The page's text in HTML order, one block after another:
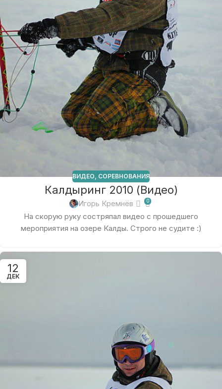
ВИДЕО, СОРЕВНОВАНИЯ
Калдыринг 2010 (Видео)
Игорь Кремнёв 0
На скорую руку состряпал видео с прошедшего
мероприятия на озере Калды. Строго не судите :)
12
ДЕК